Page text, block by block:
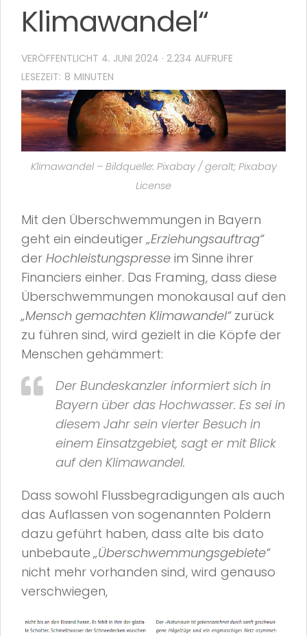
Klimawandel“
VERÖFFENTLICHT 4. JUNI 2024 · 2.234 AUFRUFE
Klimawandel – Bildquelle: Pixabay / geralt; Pixabay
License
Mit den Überschwemmungen in Bayern
geht ein eindeutiger„Erziehungsauftrag“
der Hochleistungspresse im Sinne ihrer
Financiers einher. Das Framing, dass diese
Überschwemmungen monokausal auf den
„Mensch gemachten Klimawandel“zurück
zu führen sind, wird gezielt in die Köpfe der
Menschen gehämmert:
Der Bundeskanzler informiert sich in
Bayern über das Hochwasser. Es sei in
diesem Jahr sein vierter Besuch in
einem Einsatzgebiet, sagt er mit Blick
auf den Klimawandel.
Dass sowohl Flussbegradigungen als auch
das Auflassen von sogenannten Poldern
dazu geführt haben, dass alte bis dato
unbebaute„Überschwemmungsgebiete“
nicht mehr vorhanden sind, wird genauso
verschwiegen,